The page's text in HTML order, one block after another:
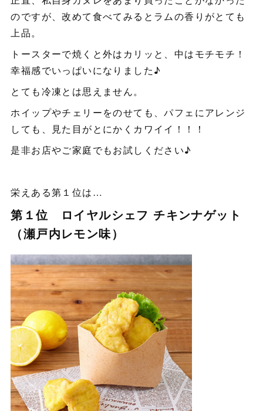
のですが、改めて食べてみるとラムの香りがとても
上品。
トースターで焼くと外はカリッと、中はモチモチ！
幸福感でいっぱいになりました♪
とても冷凍とは思えません。
ホイップやチェリーをのせても、パフェにアレンジ
しても、見た目がとにかくカワイイ！！！
是非お店やご家庭でもお試しください♪
栄えある第１位は…
第１位 ロイヤルシェフ チキンナゲット
（瀬戸内レモン味）